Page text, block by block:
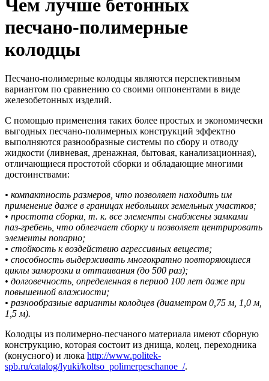
Чем лучше бетонных
песчано-полимерные
колодцы
Песчано-полимерные колодцы являются перспективным
вариантом по сравнению со своими оппонентами в виде
железобетонных изделий.
С помощью применения таких более простых и экономически
выгодных песчано-полимерных конструкций эффектно
выполняются разнообразные системы по сбору и отводу
жидкости (ливневая, дренажная, бытовая, канализационная),
отличающиеся простотой сборки и обладающие многими
достоинствами:
• компактность размеров, что позволяет находить им
применение даже в границах небольших земельных участков;
• простота сборки, т. к. все элементы снабжены замками
паз-гребень, что облегчает сборку и позволяет центрировать
элементы попарно;
• стойкость к воздействию агрессивных веществ;
• способность выдерживать многократно повторяющиеся
циклы заморозки и оттаивания (до 500 раз);
• долговечность, определенная в период 100 лет даже при
повышенной влажности;
• разнообразные варианты колодцев (диаметром 0,75 м, 1,0 м,
1,5 м).
Колодцы из полимерно-песчаного материала имеют сборную
конструкцию, которая состоит из днища, колец, переходника
(конусного) и люка http://www.politek-
spb.ru/catalog/lyuki/koltso_polimerpeschanoe_/.